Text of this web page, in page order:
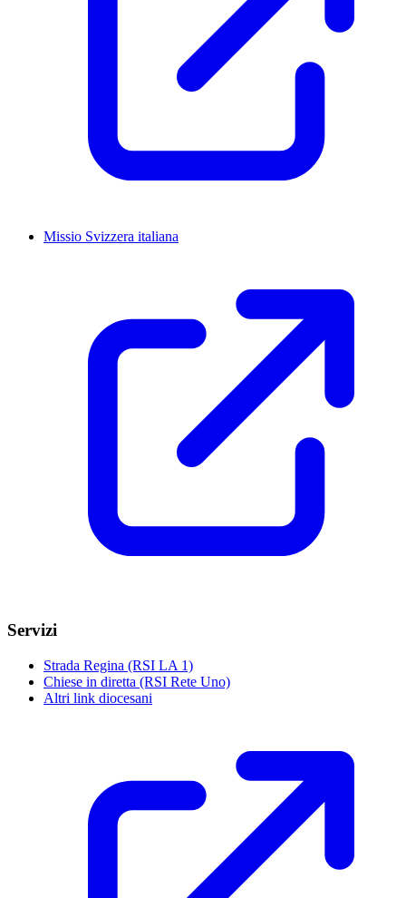
Missio Svizzera italiana
Servizi
Strada Regina (RSI LA 1)
Chiese in diretta (RSI Rete Uno)
Altri link diocesani